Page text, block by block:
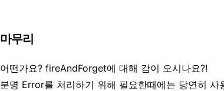
마무리
어떤가요? fireAndForget에 대해 감이 오시나요?!
분명 Error를 처리하기 위해 필요한때에는 당연히 사